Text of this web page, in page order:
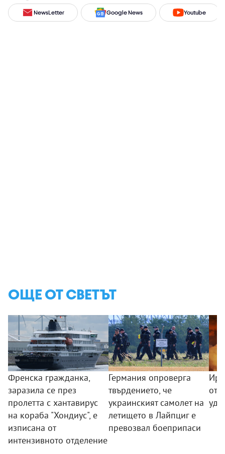
NewsLetter Google News Youtube
ОЩЕ ОТ СВЕТЪТ
Френска гражданка,
заразила се през
пролетта с хантавирус
на кораба "Хондиус", е
изписана от
интензивното отделение
Германия опроверга
твърдението, че
украинският самолет на
летището в Лайпциг е
превозвал боеприпаси
от